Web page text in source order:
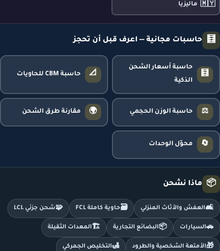
🇲🇾 ماليزيا
🧮 حاسبات مجانية — اعرف قبل أن تحجز
🧮
حاسبة أسعار الشحن
الذكية
📐 حاسبة CBM للحاويات
⚖️ حاسبة الوزن الحجمي 🌍 مقارنة طرق الشحن
🔄 محوّل الوحدات
📦 ماذا نشحن
🛋️العفش والأثاث المنزلي 🗃️حاوية كاملة FCL 🧩شحن جزئي LCL
🚗السيارات 📦البضائع التجارية 🏗️ المعدات الثقيلة
🎁الأمتعة الشخصية والطرود 🛃التخليص الجمركي